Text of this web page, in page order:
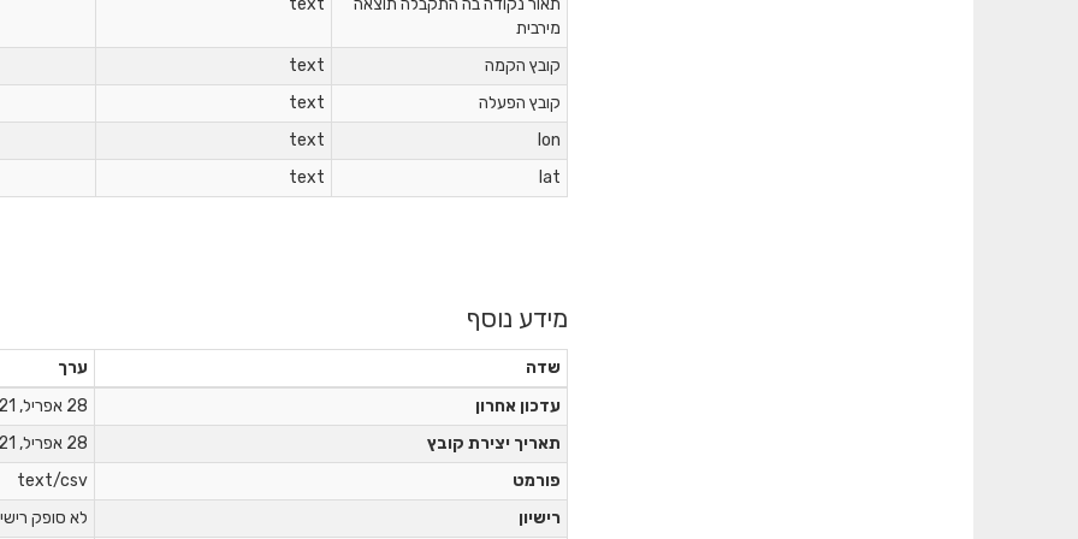
תאור נקודה בה התקבלה תוצאה
מירבית
text
קובץ הקמה
text
קובץ הפעלה
text
lon
text
lat
text
מידע נוסף
שדה
ערך
עדכון אחרון
28 אפריל, 2021
תאריך יצירת קובץ
28 אפריל, 2021
פורמט
text/csv
רישיון
לא סופק